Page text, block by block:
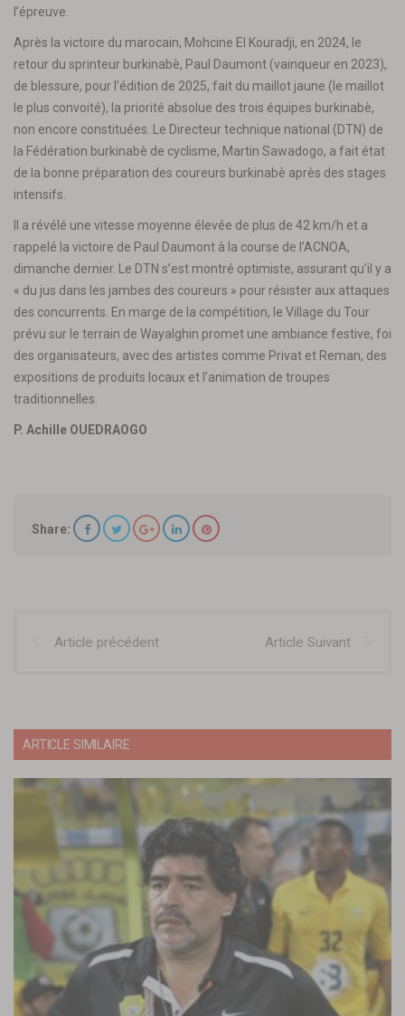
l’épreuve.
Après la victoire du marocain, Mohcine El Kouradji, en 2024, le
retour du sprinteur burkinabè, Paul Daumont (vainqueur en 2023),
de blessure, pour l’édition de 2025, fait du maillot jaune (le maillot
le plus convoité), la priorité absolue des trois équipes burkinabè,
non encore constituées. Le Directeur technique national (DTN) de
la Fédération burkinabè de cyclisme, Martin Sawadogo, a fait état
de la bonne préparation des coureurs burkinabè après des stages
intensifs.
Il a révélé une vitesse moyenne élevée de plus de 42 km/h et a
rappelé la victoire de Paul Daumont à la course de l’ACNOA,
dimanche dernier. Le DTN s’est montré optimiste, assurant qu’il y a
« du jus dans les jambes des coureurs » pour résister aux attaques
des concurrents. En marge de la compétition, le Village du Tour
prévu sur le terrain de Wayalghin promet une ambiance festive, foi
des organisateurs, avec des artistes comme Privat et Reman, des
expositions de produits locaux et l’animation de troupes
traditionnelles.
P. Achille OUEDRAOGO
Share:
Article précédent Article Suivant
ARTICLE SIMILAIRE